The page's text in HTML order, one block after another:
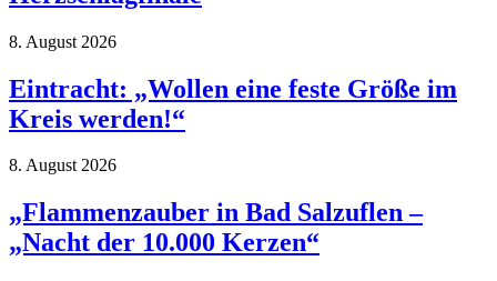
8. August 2026
Eintracht: „Wollen eine feste Größe im
Kreis werden!“
8. August 2026
„Flammenzauber in Bad Salzuflen –
„Nacht der 10.000 Kerzen“